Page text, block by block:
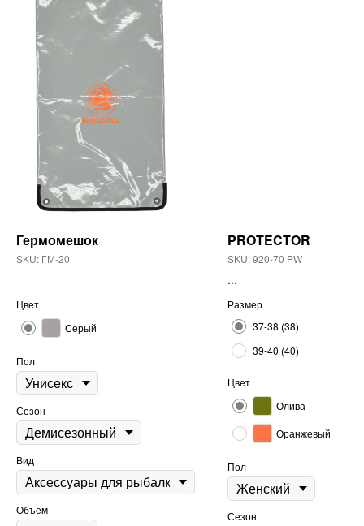
Гермомешок
SKU: ГМ-20
Цвет
Серый
Пол
Сезон
Вид
Объем
PROTECTOR
SKU:920-70 PW
Размер
37-38 (38)
39-40 (40)
Цвет
Олива
Оранжевый
Пол
Сезон